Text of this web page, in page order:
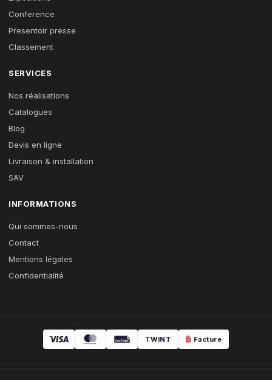
Conference
Presentoir presse
Classement
SERVICES
Nos réalisations
Catalogues
Blog
Devis en ligne
Livraison & installation
SAV
INFORMATIONS
Qui sommes-nous
Contact
Mentions légales
Confidentialité
TWINT Facture